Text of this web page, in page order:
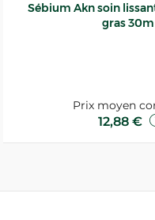
Sébium Akn soin lissant
gras
Prix moyen
12,88 €